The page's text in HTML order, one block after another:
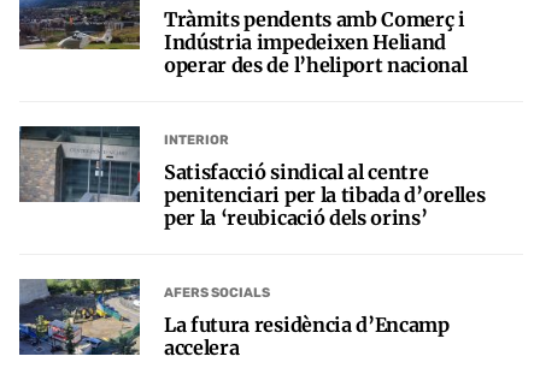
Tràmits pendents amb Comerç i
Indústria impedeixen Heliand
operar des de l’heliport nacional
INTERIOR
Satisfacció sindical al centre
penitenciari per la tibada d’orelles
per la ‘reubicació dels orins’
AFERS SOCIALS
La futura residència d’Encamp
accelera